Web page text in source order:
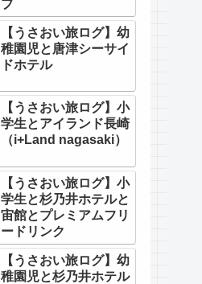
ブ
【うさおい旅ログ】幼
稚園児と唐津シーサイ
ドホテル
【うさおい旅ログ】小
学生とアイランド長崎
（i+Land nagasaki）
【うさおい旅ログ】小
学生と杉乃井ホテルと
宙館とプレミアムフリ
ードリンク
【うさおい旅ログ】幼
稚園児と杉乃井ホテル